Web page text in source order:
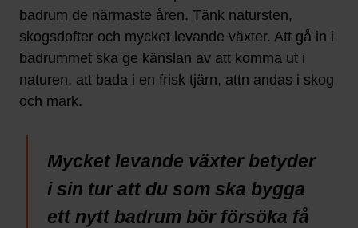
badrum de närmaste åren. Tänk natursten,
skogsdofter och mycket levande växter. Att gå in i
badrummet ska ge känslan av att komma ut i
naturen, att bada i en frisk tjärn, attn andas i skog
och mark.
Mycket levande växter betyder
i sin tur att du som ska bygga
ett nytt badrum bör försöka få